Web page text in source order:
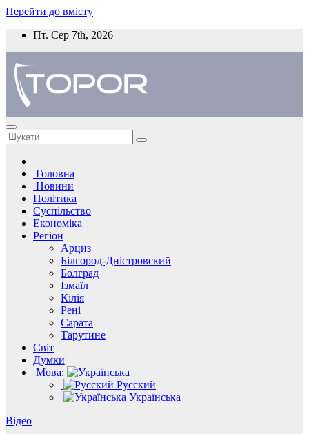
Перейти до вмісту
Пт. Сер 7th, 2026
Головна
Новини
Політика
Суспільство
Економіка
Регіон
Арциз
Білгород-Дністровский
Болград
Ізмаїл
Кілія
Рені
Сарата
Тарутине
Світ
Думки
Мова:
Русский
Українська
Відео